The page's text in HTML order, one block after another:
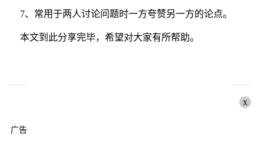
7、常用于两人讨论问题时一方夸赞另一方的论点。
本文到此分享完毕，希望对大家有所帮助。
x
广告